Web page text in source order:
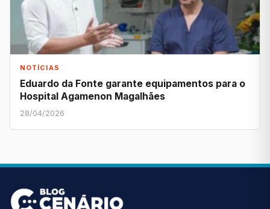
NOTÍCIAS
Eduardo da Fonte garante equipamentos para o
Hospital Agamenon Magalhães
28/04/2026